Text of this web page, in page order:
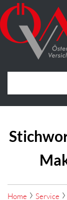
Home Service